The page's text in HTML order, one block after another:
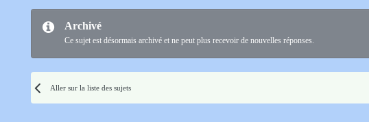
Archivé
Ce sujet est désormais archivé et ne peut plus recevoir de nouvelles réponses.
Aller sur la liste des sujets